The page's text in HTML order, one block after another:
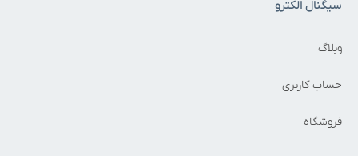
سیگنال الکترو
وبلاگ
حساب کاربری
فروشگاه